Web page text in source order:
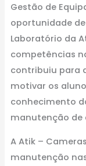
Gestão de
oportunidade
Laboratório da
competências
contribuiu para
motivar os
conhecimento
manutenção de
A Atik –
manutenção